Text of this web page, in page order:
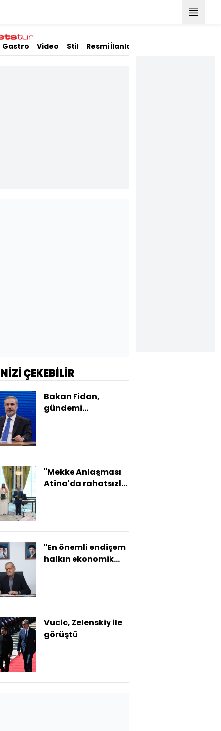
Gastro Video Stil Resmi İlanlar
ÇEKEBİLİR
Bakan Fidan,
gündemi
"Mekke Anlaşması
Atina'da rahatsızlık
"En önemli endişem
halkın ekonomik
Vucic, Zelenskiy ile
görüştü